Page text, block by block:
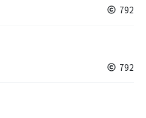
792
792